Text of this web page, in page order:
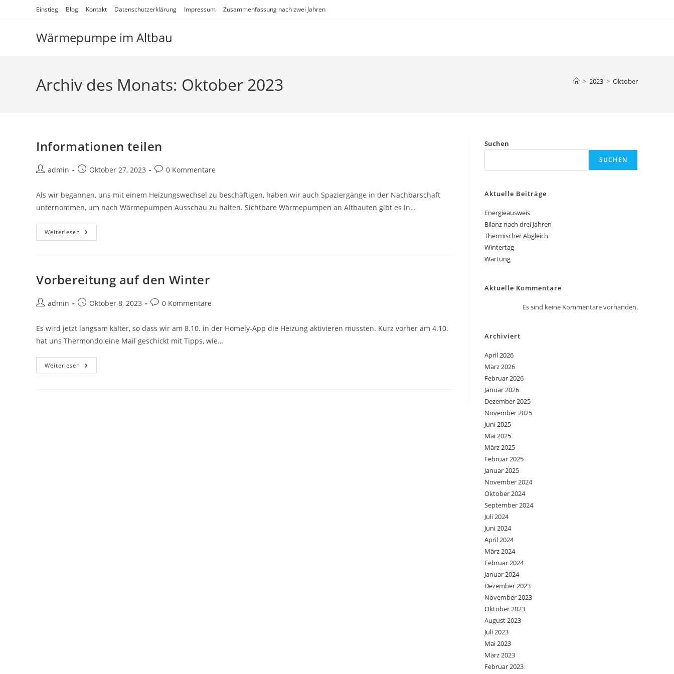
Einstieg Blog Kontakt Datenschutzerklärung Impressum Zusammenfassung nach zwei Jahren
Wärmepumpe im Altbau
Archiv des Monats: Oktober 2023 > 2023 > Oktober
Informationen teilen
Beitrags-
admin
BeitragOktober 27, 2023
Beitrags-
0 Kommentare
Als wir begannen, uns mit einem Heizungswechsel zu beschäftigen, haben wir auch Spaziergänge in der Nachbarschaft
unternommen, um nach Wärmepumpen Ausschau zu halten. Sichtbare Wärmepumpen an Altbauten gibt es in…
Weiterlesen Informationen
Teilen
Vorbereitung auf den Winter
Beitrags-
admin
BeitragOktober 8, 2023
Beitrags-
0 Kommentare
Es wird jetzt langsam kälter, so dass wir am 8.10. in der Homely-App die Heizung aktivieren mussten. Kurz vorher am 4.10.
hat uns Thermondo eine Mail geschickt mit Tipps, wie…
Weiterlesen Vorbereitung
Auf
Suchen
SUCHEN
Aktuelle Beiträge
Energieausweis
Bilanz nach drei Jahren
Thermischer Abgleich
Wintertag
Wartung
Aktuelle Kommentare
Es sind keine Kommentare vorhanden.
Archiviert
April 2026
März 2026
Februar 2026
Januar 2026
Dezember 2025
November 2025
Juni 2025
Mai 2025
März 2025
Februar 2025
Januar 2025
November 2024
Oktober 2024
September 2024
Juli 2024
Juni 2024
April 2024
März 2024
Februar 2024
Januar 2024
Dezember 2023
November 2023
Oktober 2023
August 2023
Juli 2023
Mai 2023
März 2023
Februar 2023